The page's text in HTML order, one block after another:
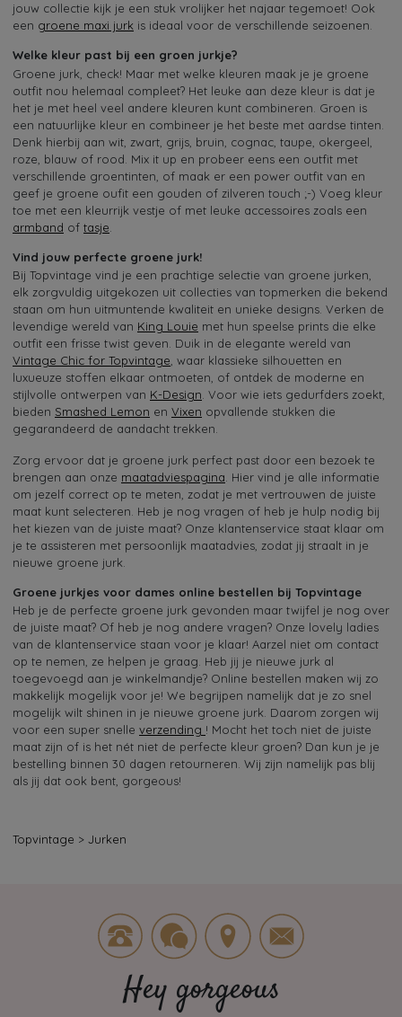
jouw collectie kijk je een stuk vrolijker het najaar tegemoet! Ook
een groene maxi jurk is ideaal voor de verschillende seizoenen.
Welke kleur past bij een groen jurkje?
Groene jurk, check! Maar met welke kleuren maak je je groene
outfit nou helemaal compleet? Het leuke aan deze kleur is dat je
het je met heel veel andere kleuren kunt combineren. Groen is
een natuurlijke kleur en combineer je het beste met aardse tinten.
Denk hierbij aan wit, zwart, grijs, bruin, cognac, taupe, okergeel,
roze, blauw of rood. Mix it up en probeer eens een outfit met
verschillende groentinten, of maak er een power outfit van en
geef je groene oufit een gouden of zilveren touch ;-) Voeg kleur
toe met een kleurrijk vestje of met leuke accessoires zoals een
armband of tasje
Vind jouw perfecte groene jurk!
Bij Topvintage vind je een prachtige selectie van groene jurken,
elk zorgvuldig uitgekozen uit collecties van topmerken die bekend
staan om hun uitmuntende kwaliteit en unieke designs. Verken de
levendige wereld van King Louie met hun speelse prints die elke
outfit een frisse twist geven. Duik in de elegante wereld van
Vintage Chic for Topvintage , waar klassieke silhouetten en
luxueuze stoffen elkaar ontmoeten, of ontdek de moderne en
stijlvolle ontwerpen van K-Design . Voor wie iets gedurfders zoekt,
bieden Smashed Lemon en Vixen opvallende stukken die
gegarandeerd de aandacht trekken.
Zorg ervoor dat je groene jurk perfect past door een bezoek te
brengen aan onze maatadviespagina . Hier vind je alle informatie
om jezelf correct op te meten, zodat je met vertrouwen de juiste
maat kunt selecteren. Heb je nog vragen of heb je hulp nodig bij
het kiezen van de juiste maat? Onze klantenservice staat klaar om
je te assisteren met persoonlijk maatadvies, zodat jij straalt in je
nieuwe groene jurk.
Groene jurkjes voor dames online bestellen bij Topvintage
Heb je de perfecte groene jurk gevonden maar twijfel je nog over
de juiste maat? Of heb je nog andere vragen? Onze lovely ladies
van de klantenservice staan voor je klaar! Aarzel niet om contact
op te nemen, ze helpen je graag. Heb jij je nieuwe jurk al
toegevoegd aan je winkelmandje? Online bestellen maken wij zo
makkelijk mogelijk voor je! We begrijpen namelijk dat je zo snel
mogelijk wilt shinen in je nieuwe groene jurk. Daarom zorgen wij
voor een super snelle verzending ! Mocht het toch niet de juiste
maat zijn of is het nét niet de perfecte kleur groen? Dan kun je je
bestelling binnen 30 dagen retourneren. Wij zijn namelijk pas blij
als jij dat ook bent, gorgeous!
Topvintage > Jurken
Hey gorgeous